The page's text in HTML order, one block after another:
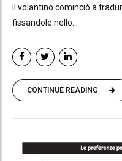
il volantino cominciò a
fissandole nello...
CONTINUE READING